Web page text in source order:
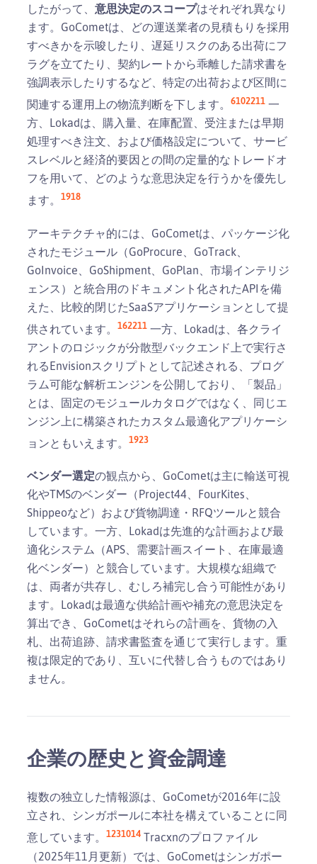
したがって、 意思決定のスコープはそれぞれ異なり
ます。GoCometは、どの運送業者の見積もりを採用
すべきかを示唆したり、遅延リスクのある出荷にフ
ラグを立てたり、契約レートから乖離した請求書を
強調表示したりするなど、特定の出荷および区間に
関連する運用上の物流判断を下します。 6102211 一
方、Lokadは、購入量、在庫配置、受注または早期
処理すべき注文、および価格設定について、サービ
スレベルと経済的要因との間の定量的なトレードオ
フを用いて、どのような意思決定を行うかを優先し
ます。 1918
アーキテクチャ的には、GoCometは、パッケージ化
されたモジュール（GoProcure、GoTrack、
GoInvoice、GoShipment、GoPlan、市場インテリジ
ェンス）と統合用のドキュメント化されたAPIを備
えた、比較的閉じたSaaSアプリケーションとして提
供されています。 162211 一方、Lokadは、各クライ
アントのロジックが分散型バックエンド上で実行さ
れるEnvisionスクリプトとして記述される、プログ
ラム可能な解析エンジンを公開しており、「製品」
とは、固定のモジュールカタログではなく、同じエ
ンジン上に構築されたカスタム最適化アプリケーシ
ョンともいえます。 1923
ベンダー選定の観点から、GoCometは主に輸送可視
化やTMSのベンダー（Project44、FourKites、
Shippeoなど）および貨物調達・RFQツールと競合
しています。一方、Lokadは先進的な計画および最
適化システム（APS、需要計画スイート、在庫最適
化ベンダー）と競合しています。大規模な組織で
は、両者が共存し、むしろ補完し合う可能性があり
ます。Lokadは最適な供給計画や補充の意思決定を
算出でき、GoCometはそれらの計画を、貨物の入
札、出荷追跡、請求書監査を通じて実行します。重
複は限定的であり、互いに代替し合うものではあり
ません。
企業の歴史と資金調達
複数の独立した情報源は、GoCometが2016年に設
立され、シンガポールに本社を構えていることに同
意しています。 1231014 Tracxnのプロファイル
（2025年11月更新）では、GoCometはシンガポー